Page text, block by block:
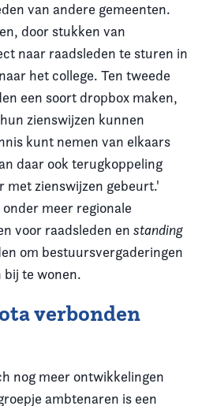
van andere gemeenten.
door stukken van
naar raadsleden te sturen in
het college. Ten tweede
een soort dropbox maken,
zienswijzen kunnen
kunt nemen van elkaars
daar ook terugkoppeling
met zienswijzen gebeurt.'
meer regionale
voor raadsleden en standing
om bestuursvergaderingen
te wonen.
verbonden
nog meer ontwikkelingen
ambtenaren is een